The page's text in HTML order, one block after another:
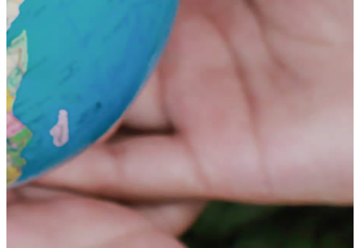
ATLAS International School Official
五反田インスタグラム
荻窪インスタグラム
立川インスタグラム
下高井戸インスタグラム
恵比寿インスタグラム